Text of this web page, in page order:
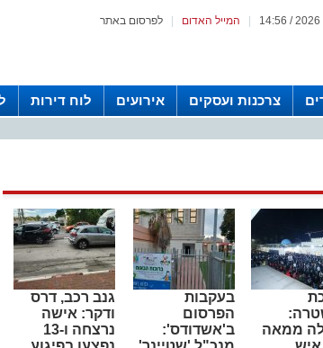
לפרסום באתר המייל האדום
צרכנות ועסקים אירועים לוח דירות
ממאה
בעקבות
הפרסום
ב'אשדודס':
גנב רכב, דרס
ודקר: אישה
נרצחה ו-13